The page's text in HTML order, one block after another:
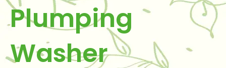
Plumping
Washer